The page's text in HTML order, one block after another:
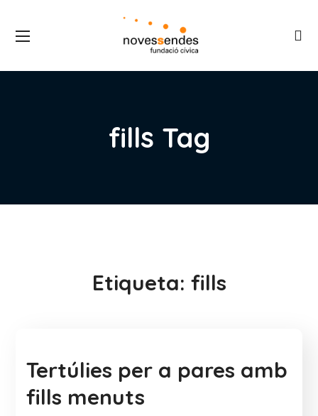
fills Tag
Etiqueta: fills
Tertúlies per a pares amb
fills menuts